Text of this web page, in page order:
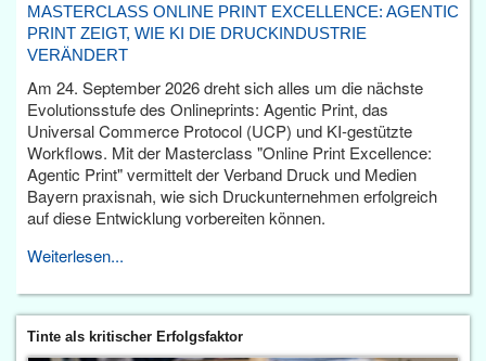
MASTERCLASS ONLINE PRINT EXCELLENCE: AGENTIC
PRINT ZEIGT, WIE KI DIE DRUCKINDUSTRIE
VERÄNDERT
Am 24. September 2026 dreht sich alles um die nächste
Evolutionsstufe des Onlineprints: Agentic Print, das
Universal Commerce Protocol (UCP) und KI-gestützte
Workflows. Mit der Masterclass "Online Print Excellence:
Agentic Print" vermittelt der Verband Druck und Medien
Bayern praxisnah, wie sich Druckunternehmen erfolgreich
auf diese Entwicklung vorbereiten können.
Weiterlesen...
Tinte als kritischer Erfolgsfaktor